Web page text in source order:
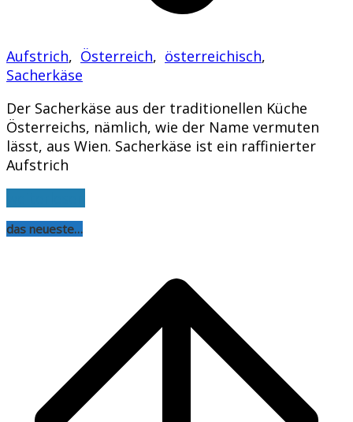
Aufstrich, Österreich, österreichisch,
Sacherkäse
Der Sacherkäse aus der traditionellen Küche
Österreichs, nämlich, wie der Name vermuten
lässt, aus Wien. Sacherkäse ist ein raffinierter
Aufstrich
das neueste…